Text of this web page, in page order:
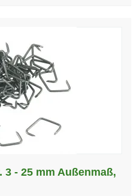
- 25 mm Außenmaß,